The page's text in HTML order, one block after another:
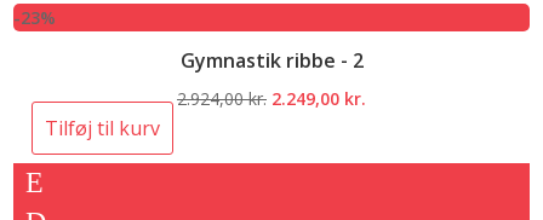
-23%
Gymnastik ribbe - 2
2.924,00kr. Den
2.249,00 kr.
Tilføj til kurv